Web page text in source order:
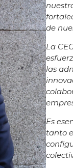
de
La
las
Es
tanto